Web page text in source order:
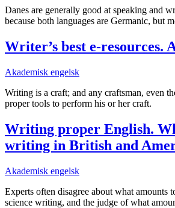
Danes are generally good at speaking and
because both languages are Germanic, but
Writer’s best e-resources.
Akademisk engelsk
Writing is a craft; and any craftsman, even
proper tools to perform his or her craft.
Writing proper English.
writing in British and
Akademisk engelsk
Experts often disagree about what amounts
science writing, and the judge of what